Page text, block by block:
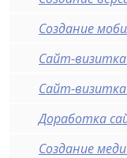
Создание
Сайт-
Сайт-
Доработка
Создание